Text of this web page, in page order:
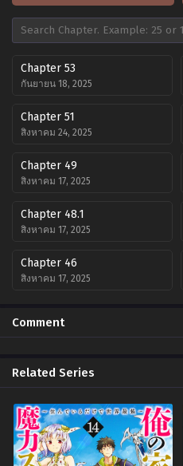
Chapter 53
กันยายน 18, 2025
Chapter 51
สิงหาคม 24, 2025
Chapter 49
สิงหาคม 17, 2025
Chapter 48.1
สิงหาคม 17, 2025
Chapter 46
สิงหาคม 17, 2025
สิงหาคม 17, 2025
สิงหาคม 17, 2025
Chapter 40.2
สิงหาคม 17, 2025
Chapter 39
Comment
Related Series